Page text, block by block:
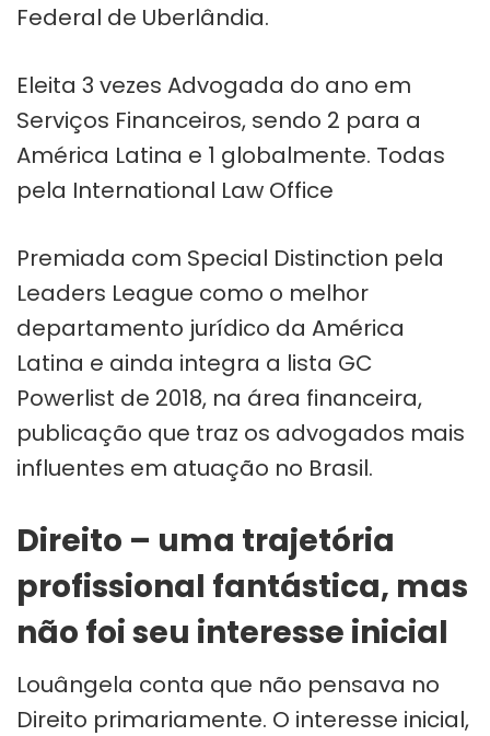
Federal de Uberlândia.
Eleita 3 vezes Advogada do ano em
Serviços Financeiros, sendo 2 para a
América Latina e 1 globalmente. Todas
pela International Law Office
Premiada com Special Distinction pela
Leaders League como o melhor
departamento jurídico da América
Latina e ainda integra a lista GC
Powerlist de 2018, na área financeira,
publicação que traz os advogados mais
influentes em atuação no Brasil.
Direito – uma trajetória
profissional fantástica, mas
não foi seu interesse inicial
Louângela conta que não pensava no
Direito primariamente. O interesse inicial,